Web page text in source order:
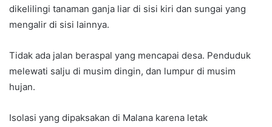
dikelilingi tanaman ganja liar di sisi kiri dan sungai yang
mengalir di sisi lainnya.
Tidak ada jalan beraspal yang mencapai desa. Penduduk
melewati salju di musim dingin, dan lumpur di musim
hujan.
Isolasi yang dipaksakan di Malana karena letak